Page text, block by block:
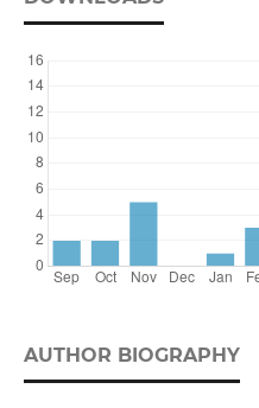
AUTHOR BIOGRAPHY